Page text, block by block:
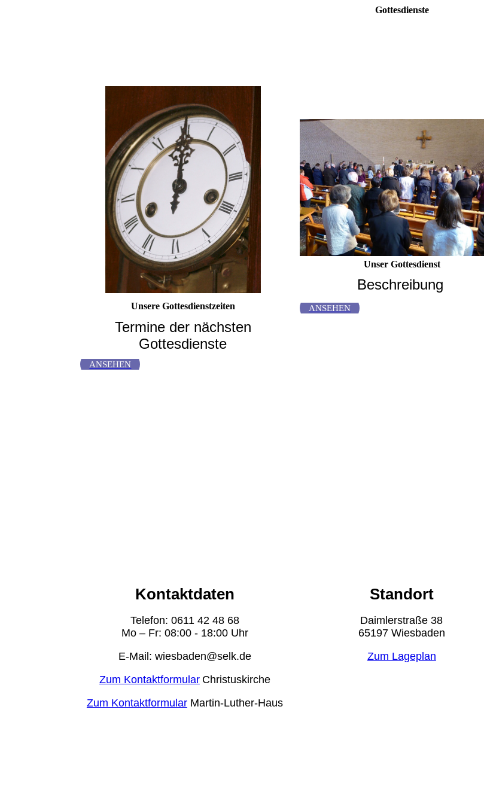
Gottesdienste
Unsere Gottesdienstzeiten
Termine der nächsten
Gottesdienste
ANSEHEN
Unser Gottesdienst
Beschreibung
ANSEHEN
Kontaktdaten
Telefon: 0611 42 48 68
Mo – Fr: 08:00 - 18:00 Uhr
E-Mail: wiesbaden@selk.de
Zum Kontaktformular Christuskirche
Zum KontaktformularMartin-Luther-Haus
Standort
Daimlerstraße 38
65197 Wiesbaden
Zum Lageplan